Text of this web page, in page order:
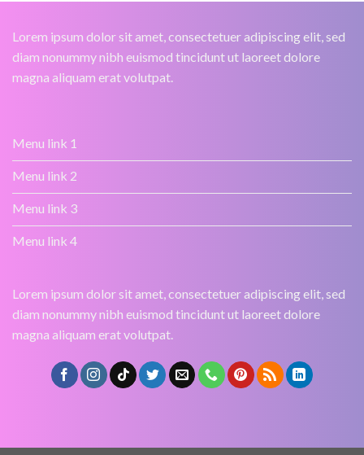
Lorem ipsum dolor sit amet, consectetuer adipiscing elit, sed
diam nonummy nibh euismod tincidunt ut laoreet dolore
magna aliquam erat volutpat.
Menu link 1
Menu link 2
Menu link 3
Menu link 4
Lorem ipsum dolor sit amet, consectetuer adipiscing elit, sed
diam nonummy nibh euismod tincidunt ut laoreet dolore
magna aliquam erat volutpat.